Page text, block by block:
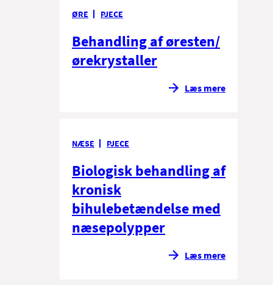
ØRE PJECE
Behandling af øresten/
ørekrystaller
Læs mere
NÆSE PJECE
Biologisk behandling af
kronisk
bihulebetændelse med
næsepolypper
Læs mere